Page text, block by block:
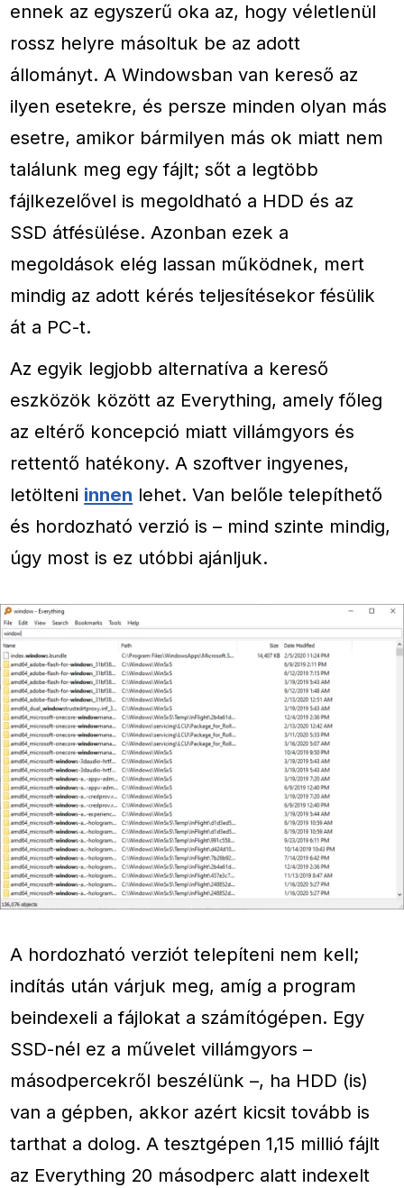
ennek az egyszerű oka az, hogy véletlenül
rossz helyre másoltuk be az adott
állományt. A Windowsban van kereső az
ilyen esetekre, és persze minden olyan más
esetre, amikor bármilyen más ok miatt nem
találunk meg egy fájlt; sőt a legtöbb
fájlkezelővel is megoldható a HDD és az
SSD átfésülése. Azonban ezek a
megoldások elég lassan működnek, mert
mindig az adott kérés teljesítésekor fésülik
át a PC-t.
Az egyik legjobb alternatíva a kereső
eszközök között az Everything, amely főleg
az eltérő koncepció miatt villámgyors és
rettentő hatékony. A szoftver ingyenes,
letölteni innen lehet. Van belőle telepíthető
és hordozható verzió is – mind szinte mindig,
úgy most is ez utóbbi ajánljuk.
A hordozható verziót telepíteni nem kell;
indítás után várjuk meg, amíg a program
beindexeli a fájlokat a számítógépen. Egy
SSD-nél ez a művelet villámgyors –
másodpercekről beszélünk –, ha HDD (is)
van a gépben, akkor azért kicsit tovább is
tarthat a dolog. A tesztgépen 1,15 millió fájlt
az Everything 20 másodperc alatt indexelt